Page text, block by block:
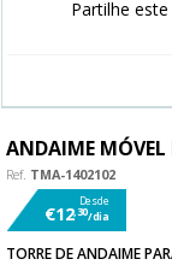
Partilhe
ANDAIME
Ref. TMA-1402102
Desde
€12,30/dia
TORRE DE ANDAIME